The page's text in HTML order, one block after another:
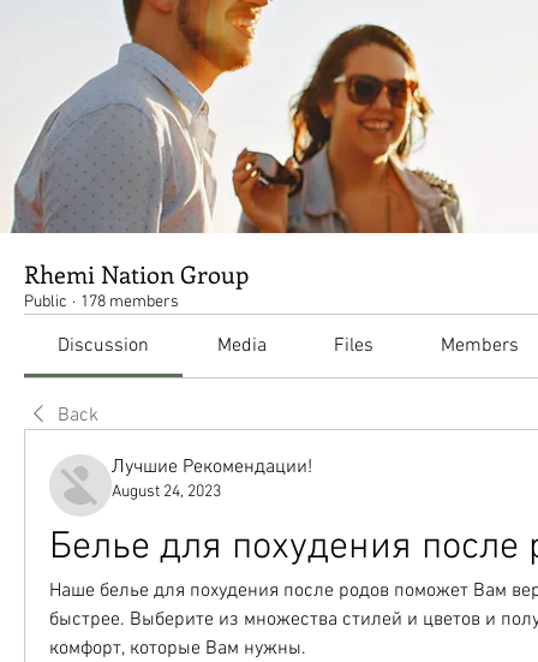
Rhemi Nation Group
Public · 178 members
Discussion Media Files Members
Back
Лучшие Рекомендации!
August 24, 2023
Белье для похудения после
Наше белье для похудения после родов поможет Вам
быстрее. Выберите из множества стилей и цветов и
комфорт, которые Вам нужны.